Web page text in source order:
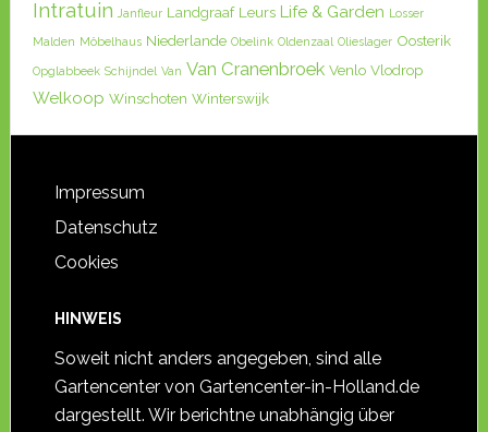
Intratuin Janfleur Landgraaf Leurs Life & Garden Losser
Malden Möbelhaus Niederlande Obelink Oldenzaal Olieslager Oosterik
Opglabbeek Schijndel Van Van Cranenbroek Venlo Vlodrop
Welkoop Winschoten Winterswijk
Impressum
Datenschutz
Cookies
HINWEIS
Soweit nicht anders angegeben, sind alle
Gartencenter von Gartencenter-in-Holland.de
dargestellt. Wir berichtne unabhängig über